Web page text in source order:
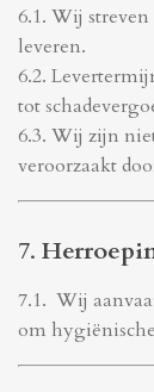
6.1. Wij
leveren.
6.2.
tot
6.3. Wij zijn
veroorzaakt
7.
7.1. Wij
om